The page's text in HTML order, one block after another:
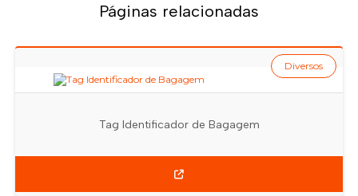
Páginas relacionadas
Tag Identificador de Bagagem
Diversos